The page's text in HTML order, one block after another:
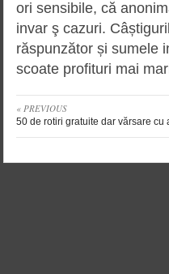
ori sensibile, că
invar ş cazuri.
răspunzător și sumele
scoate profituri mai
« PREVIOUS
50 de rotiri gratuite dar vărsare cu